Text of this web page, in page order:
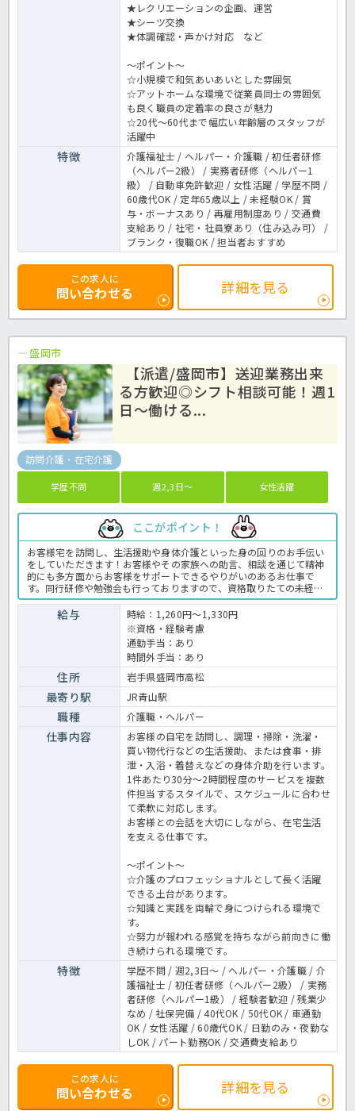
★レクリエーションの企画、運営
★シーツ交換
★体調確認・声かけ対応 など
～ポイント～
☆小規模で和気あいあいとした雰囲気
☆アットホームな環境で従業員同士の雰囲気
も良く職員の定着率の良さが魅力
☆20代～60代まで幅広い年齢層のスタッフが
活躍中
特徴
介護福祉士 / ヘルパー・介護職 / 初任者研修
（ヘルパー2級） / 実務者研修（ヘルパー1
級） / 自動車免許歓迎 / 女性活躍 / 学歴不問 /
60歳代OK / 定年65歳以上 / 未経験OK / 賞
与・ボーナスあり / 再雇用制度あり / 交通費
支給あり / 社宅・社員寮あり（住み込み可） /
ブランク・復職OK / 担当者おすすめ
この求人に
問い合わせる 詳細を見る
盛岡市
【派遣/盛岡市】送迎業務出来
る方歓迎◎シフト相談可能！週1
日～働ける...
訪問介護・在宅介護
学歴不問 週2,3日～ 女性活躍
ここがポイント！
お客様宅を訪問し、生活援助や身体介護といった身の回りのお手伝い
をしていただきます！お客様やその家族への助言、相談を通じて精神
的にも多方面からお客様をサポートできるやりがいのあるお仕事で
す。同行研修や勉強会も行っておりますので、資格取りたての未経験
の方、ブランクのある方でもご安心下さい。運営するグループは全国
に事業所を持つ法人なため月給20万円以上と高給与なのが嬉しいです
ね♪お気軽にほっ介護までお問い合わせください。訪問介護での介護
業務全般です。 ＜介護職 派遣 訪問介護の求人＞
給与
時給：1,260円～1,330円
※資格・経験考慮
通勤手当：あり
時間外手当：あり
住所 岩手県盛岡市高松
最寄り駅 JR青山駅
職種 介護職・ヘルパー
仕事内容
お客様の自宅を訪問し、調理・掃除・洗濯・
買い物代行などの生活援助、または食事・排
泄・入浴・着替えなどの身体介助を行います。
1件あたり30分～2時間程度のサービスを複数
件担当するスタイルで、スケジュールに合わせ
て柔軟に対応します。
お客様との会話を大切にしながら、在宅生活
を支える仕事です。
～ポイント～
☆介護のプロフェッショナルとして長く活躍
できる土台があります。
☆知識と実践を両輪で身につけられる環境で
す。
☆努力が報われる感覚を持ちながら前向きに働
き続けられる環境です。
特徴
学歴不問 / 週2,3日～ / ヘルパー・介護職 / 介
護福祉士 / 初任者研修（ヘルパー2級） / 実務
者研修（ヘルパー1級） / 経験者歓迎 / 残業少
なめ / 社保完備 / 40代OK / 50代OK / 車通勤
OK / 女性活躍 / 60歳代OK / 日勤のみ・夜勤な
しOK / パート勤務OK / 交通費支給あり
この求人に
問い合わせる 詳細を見る